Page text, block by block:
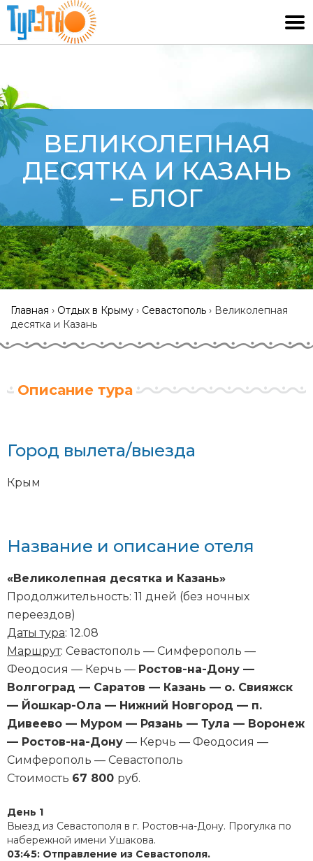
ВЕЛИКОЛЕПНАЯ
ДЕСЯТКА И КАЗАНЬ
– БЛОГ
Главная › Отдых в Крыму › Севастополь › Великолепная
десятка и Казань
Описание тура
Город вылета/выезда
Крым
Название и описание отеля
«Великолепная десятка и Казань»
Продолжительность: 11 дней (без ночных
переездов)
Даты тура: 12.08
Маршрут: Севастополь — Симферополь —
Феодосия — Керчь — Ростов-на-Дону —
Волгоград — Саратов — Казань — о. Свияжск
— Йошкар-Ола — Нижний Новгород — п.
Дивеево — Муром — Рязань — Тула — Воронеж
— Ростов-на-Дону — Керчь — Феодосия —
Симферополь — Севастополь
Стоимость 67 800 руб.
День 1
Выезд из Севастополя в г. Ростов-на-Дону. Прогулка по
набережной имени Ушакова.
03:45: Отправление из Севастополя.